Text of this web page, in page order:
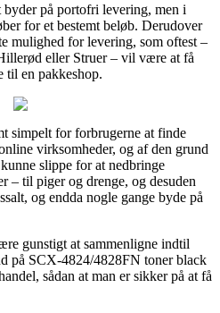
på portofri levering, men i
for et bestemt beløb. Derudover
mulighed for levering, som oftest –
eller Struer – vil være at få
til en pakkeshop.
simpelt for forbrugerne at finde
virksomheder, og af den grund
slippe for at nedbringe
– til piger og drenge, og desuden
og endda nogle gange byde på
gunstigt at sammenligne indtil
på SCX-4824/4828FN toner black
sådan at man er sikker på at få